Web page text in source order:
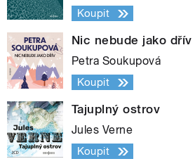
Koupit
Nic nebude jako dřív
Petra Soukupová
Koupit
Tajuplný ostrov
Jules Verne
Koupit